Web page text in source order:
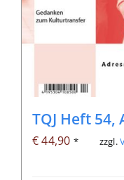
TQJ Heft 54,
€44,90 * zzgl.